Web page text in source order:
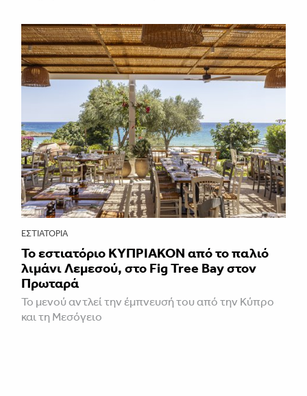
ΕΣΤΙΑΤΌΡΙΑ
Το εστιατόριο ΚΥΠΡΙΑΚΟΝ από το παλιό
λιμάνι Λεμεσού, στο Fig Tree Bay στον
Πρωταρά
Το μενού αντλεί την έμπνευσή του από την Κύπρο
και τη Μεσόγειο